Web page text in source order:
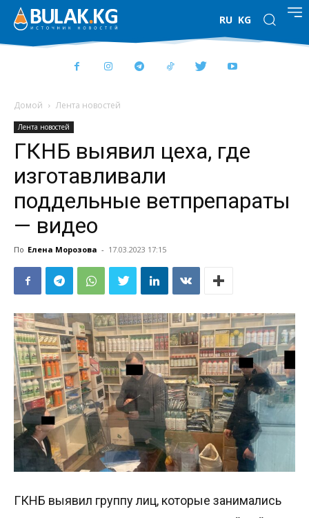
RU KG
Домой Лента новостей
Лента новостей
ГКНБ выявил цеха, где
изготавливали
поддельные ветпрепараты
— видео
По Елена Морозова - 17.03.2023 17:15
ГКНБ выявил группу лиц, которые занимались